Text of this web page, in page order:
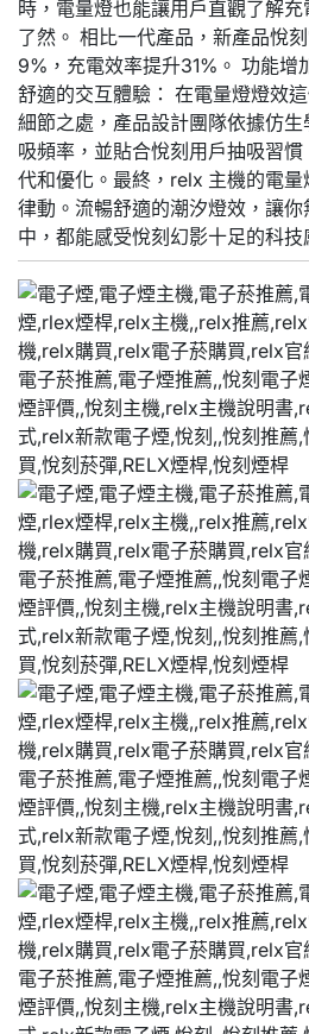
時，電量燈也能讓用戶直觀了解
了然。 相比一代產品，新產品悅
9%，充電效率提升31%。 功能增
舒適的交互體驗： 在電量燈燈效
細節之處，產品設計團隊依據仿
吸頻率，並貼合悅刻用戶抽吸習
代和優化。最終，relx 主機的電量
律動。流暢舒適的潮汐燈效，讓
中，都能感受悅刻幻影十足的科技